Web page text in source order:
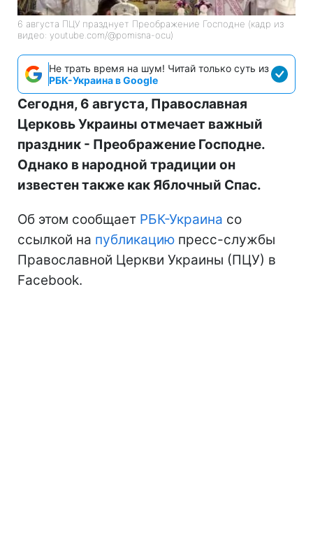
6 августа ПЦУ празднует Преображение Господне (кадр из
видео: youtube.com/@pomisna-ocu)
Не трать время на шум! Читай только суть из
РБК-Украина в Google
Сегодня, 6 августа, Православная
Церковь Украины отмечает важный
праздник - Преображение Господне.
Однако в народной традиции он
известен также как Яблочный Спас.
Об этом сообщает РБК-Украина со
ссылкой на публикацию пресс-службы
Православной Церкви Украины (ПЦУ) в
Facebook.